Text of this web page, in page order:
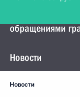
Управление
обращениями
Новости
Новости